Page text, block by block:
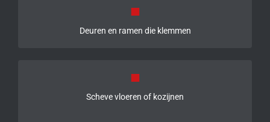
■
Deuren en ramen die klemmen
■
Scheve vloeren of kozijnen